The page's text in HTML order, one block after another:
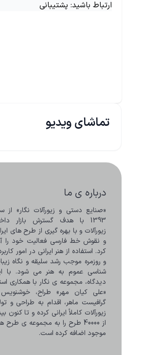
ارتباط باشید: پشتیبانی
تماشای ویدیو
درباره ی ما
موجود اضافه کرده است.